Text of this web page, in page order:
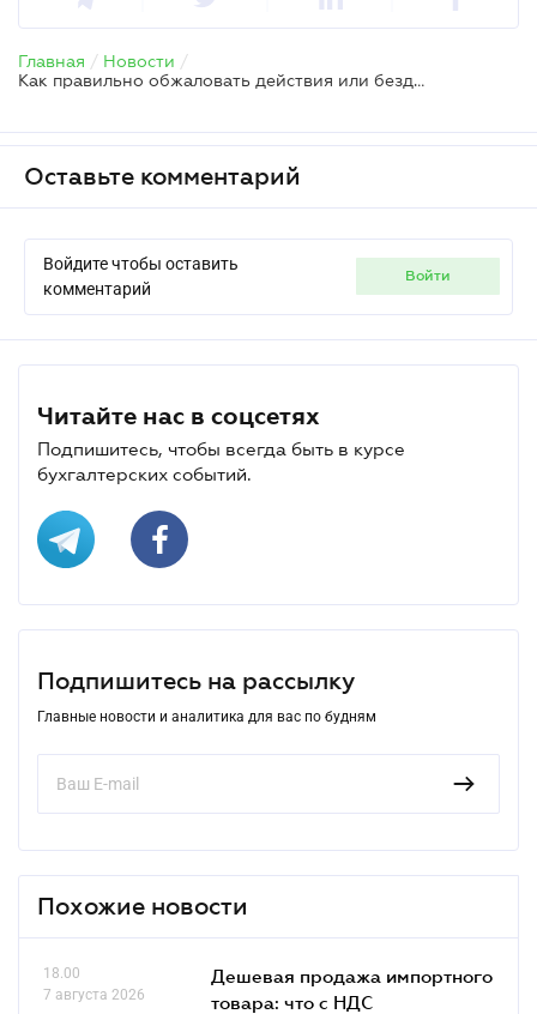
Главная / Новости /
Как правильно обжаловать действия или бездействие налоговиков
Оставьте комментарий
Войдите чтобы оставить
комментарий
войти
Читайте нас в соцсетях
Подпишитесь, чтобы всегда быть в курсе
бухгалтерских событий.
Подпишитесь на рассылку
Главные новости и аналитика для вас по будням
Похожие новости
18.00
7 августа 2026
Дешевая продажа импортного
товара: что c НДС